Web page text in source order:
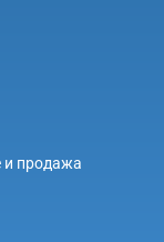
и продажа